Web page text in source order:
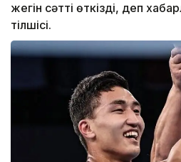
жегін сәтті өткізді, деп
тілшісі.